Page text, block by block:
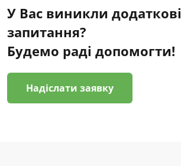
У Вас виникли додаткові
запитання?
Будемо раді допомогти!
Надіслати заявку